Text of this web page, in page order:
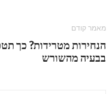
מאמר קודם
הנחירות מטרידות? כך
בבעיה מהשורש